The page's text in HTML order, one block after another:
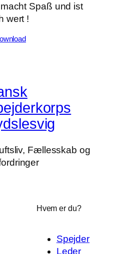
Spaß und ist
wert !
Fællesskab og
Hvem er du?
Spejder
Leder